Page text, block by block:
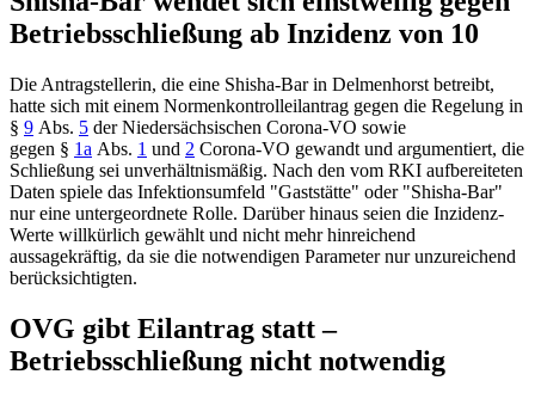
Betriebsschließung ab Inzidenz von 10
Die Antragstellerin, die eine Shisha-Bar in Delmenhorst betreibt,
hatte sich mit einem Normenkontrolleilantrag gegen die Regelung in
§ 9 Abs. 5 der Niedersächsischen Corona-VO sowie
gegen § 1a Abs. 1 und 2 Corona-VO gewandt und argumentiert, die
Schließung sei unverhältnismäßig. Nach den vom RKI aufbereiteten
Daten spiele das Infektionsumfeld "Gaststätte" oder "Shisha-Bar"
nur eine untergeordnete Rolle. Darüber hinaus seien die Inzidenz-
Werte willkürlich gewählt und nicht mehr hinreichend
aussagekräftig, da sie die notwendigen Parameter nur unzureichend
berücksichtigten.
OVG gibt Eilantrag statt –
Betriebsschließung nicht notwendig